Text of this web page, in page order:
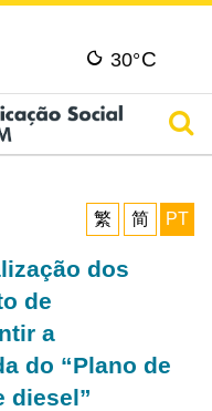
30°C
繁
简 PT
dos
de
a
do “Plano de
diesel”